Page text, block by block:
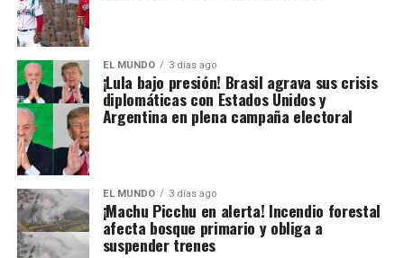
EL MUNDO 3 días ago
¡Lula bajo presión! Brasil agrava sus crisis
diplomáticas con Estados Unidos y
Argentina en plena campaña electoral
EL MUNDO 3 días ago
¡Machu Picchu en alerta! Incendio forestal
afecta bosque primario y obliga a
suspender trenes